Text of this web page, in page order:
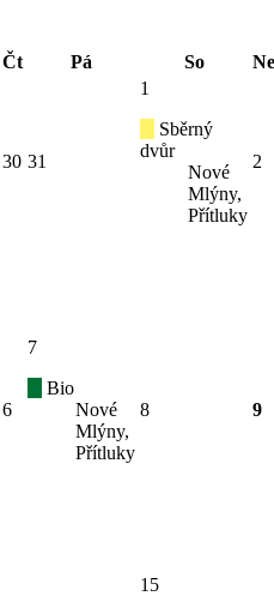
Čt Pá So Ne
30 31
1
Sběrný
dvůr
Nové
Mlýny,
Přítluky
2
6
7
Bio
Nové
Mlýny,
Přítluky
8 9
15